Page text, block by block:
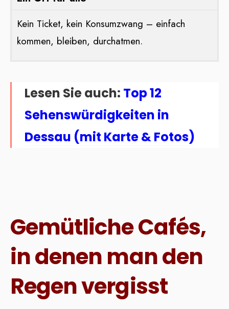
Kein Ticket, kein Konsumzwang – einfach
kommen, bleiben, durchatmen.
Lesen Sie auch: Top 12
Sehenswürdigkeiten in
Dessau (mit Karte & Fotos)
Gemütliche Cafés,
in denen man den
Regen vergisst